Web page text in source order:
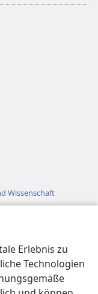
Erlebnis zu
Technologien
Wissenschaft